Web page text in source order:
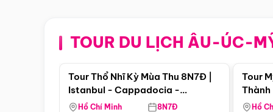
TOUR DU LỊCH ÂU-ÚC-
Điểm nổi bật
Tour Thổ Nhĩ Kỳ Mùa Thu 8N7Đ |
Istanbul - Cappadocia -
Pamukkale
Hồ Chí Minh 8N7Đ
Tour
Thành
Thiên
Hồ